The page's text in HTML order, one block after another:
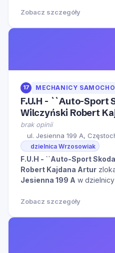
Zobacz szczegóły
17 MECHANICY
F.U.H - ``Auto-Sport
Wilczyński Robert
brak opinii
ul. Jesienna 199 A,
dzielnica Wrzosowiak
F.U.H - ``Auto-Sport
Robert Kajdana Artur
Jesienna 199 A w dzielnicy
na temat tego miejsca.
Zobacz szczegóły